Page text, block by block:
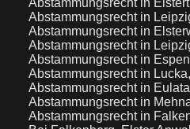
Abstammungsrecht in
Abstammungsrecht in
Abstammungsrecht in
Abstammungsrecht in
Abstammungsrecht in
Abstammungsrecht in
Abstammungsrecht in Eulatal
Abstammungsrecht in
Abstammungsrecht in